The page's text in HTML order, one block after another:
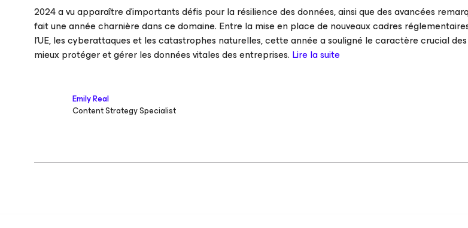
2024 a vu apparaître d’importants défis pour la résilience des données, ainsi que des avancées
fait une année charnière dans ce domaine. Entre la mise en place de nouveaux cadres
l’UE, les cyberattaques et les catastrophes naturelles, cette année a souligné le caractère crucial
mieux protéger et gérer les données vitales des entreprises. Lire la suite
Emily Real
Content Strategy Specialist